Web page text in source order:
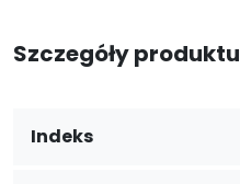
Szczegóły produktu
Indeks